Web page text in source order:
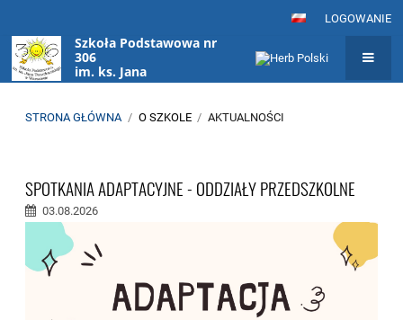
LOGOWANIE
Szkoła Podstawowa nr
306
im. ks. Jana
Twardowskiego
STRONA GŁÓWNA / O SZKOLE / AKTUALNOŚCI
SPOTKANIA ADAPTACYJNE - ODDZIAŁY PRZEDSZKOLNE
03.08.2026